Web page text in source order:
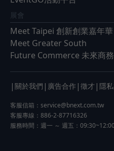
展會
Meet Taipei 創新創業嘉年華
Meet Greater South
Future Commerce 未來商
| 關於我們 | 廣告合作 | 徵才 | 隱
客服信箱： service@bnext.com.tw
客服專線：886-2-87716326
服務時間：週一 ～ 週五：